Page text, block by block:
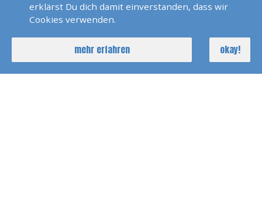
Praxis:
In der praktischen Prüfung müssen
Pflichtaufgaben (aus den Bereichen
terrestrischer Seefunk und Seefunk über
erklärst Du dich damit einverstanden, dass wir
Cookies verwenden.
mehr erfahren okay!